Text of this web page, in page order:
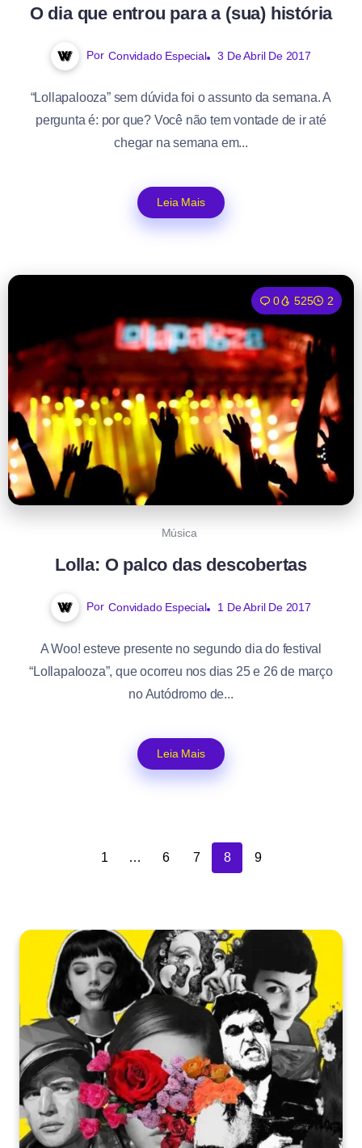
O dia que entrou para a (sua) história
Por Convidado Especial 3 De Abril De 2017
“Lollapalooza” sem dúvida foi o assunto da semana. A
pergunta é: por que? Você não tem vontade de ir até
chegar na semana em...
Leia Mais
0 525 2
Música
Lolla: O palco das descobertas
Por Convidado Especial 1 De Abril De 2017
A Woo! esteve presente no segundo dia do festival
“Lollapalooza”, que ocorreu nos dias 25 e 26 de março
no Autódromo de...
Leia Mais
1 … 6 7 8 9